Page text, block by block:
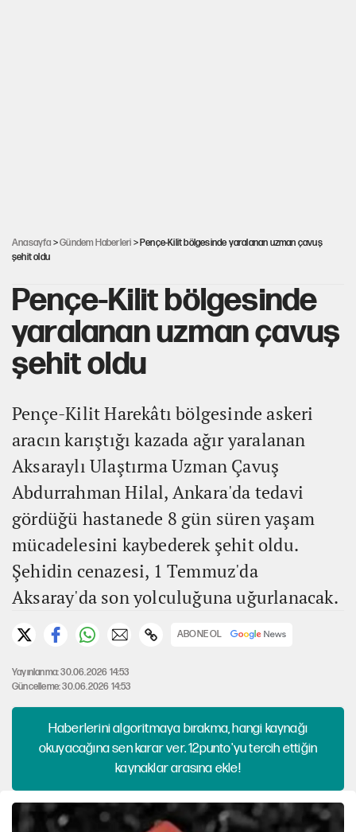
Anasayfa >Gündem Haberleri > Pençe-Kilit bölgesinde yaralanan uzman çavuş
şehit oldu
Pençe-Kilit bölgesinde
yaralanan uzman çavuş
şehit oldu
Pençe-Kilit Harekâtı bölgesinde askeri
aracın karıştığı kazada ağır yaralanan
Aksaraylı Ulaştırma Uzman Çavuş
Abdurrahman Hilal, Ankara'da tedavi
gördüğü hastanede 8 gün süren yaşam
mücadelesini kaybederek şehit oldu.
Şehidin cenazesi, 1 Temmuz'da
Aksaray'da son yolculuğuna uğurlanacak.
ABONE OL
Yayınlanma: 30.06.2026 14:53
Güncelleme: 30.06.2026 14:53
Haberlerini algoritmaya bırakma, hangi kaynağı
okuyacağına sen karar ver. 12punto'yu tercih ettiğin
kaynaklar arasına ekle!